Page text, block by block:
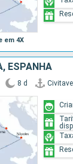
em 4X
ESPANHA
8 d